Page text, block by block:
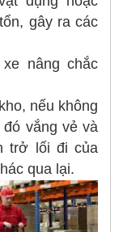
gây ra các
nâng chắc
nếu không
vắng vẻ và
trở lối đi của
qua lại.